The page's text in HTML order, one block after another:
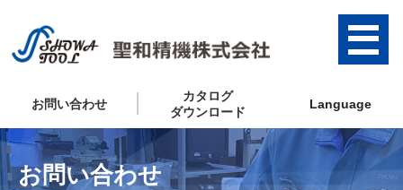
お問い合わせ
カタログ
ダウンロード
Language
お問い合わせ